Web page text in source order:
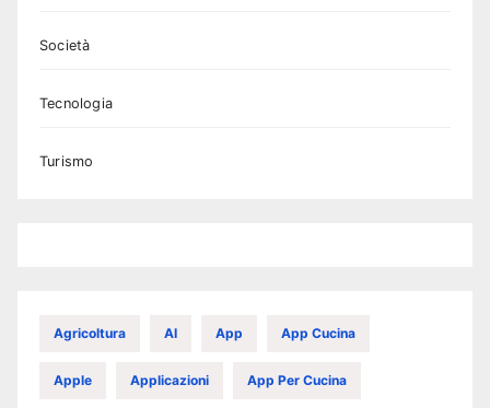
Società
Tecnologia
Turismo
Agricoltura AI App App Cucina
Apple Applicazioni App Per Cucina